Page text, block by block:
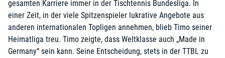
gesamten Karriere immer in der Tischtennis Bundesliga. In
einer Zeit, in der viele Spitzenspieler lukrative Angebote aus
anderen internationalen Topligen annehmen, blieb Timo seiner
Heimatliga treu. Timo zeigte, dass Weltklasse auch „Made in
Germany“ sein kann. Seine Entscheidung, stets in der TTBL zu